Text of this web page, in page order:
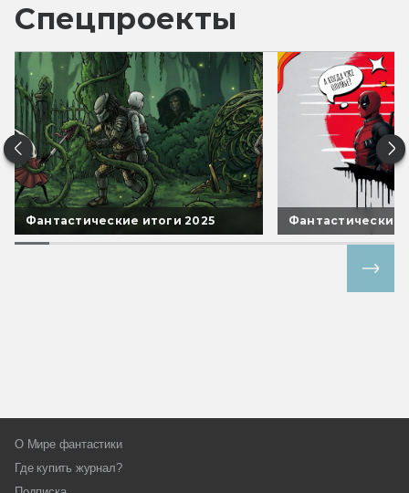
Спецпроекты
Фантастические итоги 2025 Фантастические
О Мире фантастики
Где купить журнал?